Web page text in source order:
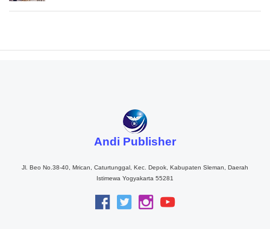
Andi Publisher
Jl. Beo No.38-40, Mrican, Caturtunggal, Kec. Depok, Kabupaten Sleman, Daerah
Istimewa Yogyakarta 55281